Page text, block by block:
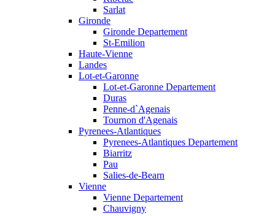
Sarlat
Gironde
Gironde Departement
St-Emilion
Haute-Vienne
Landes
Lot-et-Garonne
Lot-et-Garonne Departement
Duras
Penne-d`Agenais
Tournon d'Agenais
Pyrenees-Atlantiques
Pyrenees-Atlantiques Departement
Biarritz
Pau
Salies-de-Bearn
Vienne
Vienne Departement
Chauvigny